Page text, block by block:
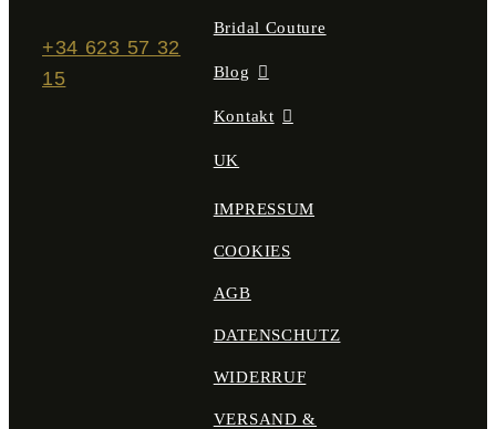
+34 623 57 32
15
Bridal Couture
Blog
Kontakt
UK
IMPRESSUM
COOKIES
AGB
DATENSCHUTZ
WIDERRUF
VERSAND &